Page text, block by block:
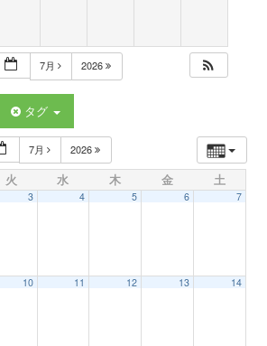
t
i
7月 2026
タグ
7月 2026
火 水 木 金 土
3 4 5 6 7
10 11 12 13 14